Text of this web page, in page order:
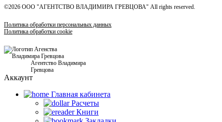
©2026 ООО "АГЕНТСТВО ВЛАДИМИРА ГРЕВЦОВА" All rights reserved.
Политика обработки персональных данных
Политика обработки cookie
Агентство Владимира
Гревцова
Аккаунт
Главная кабинетa
Расчеты
Книги